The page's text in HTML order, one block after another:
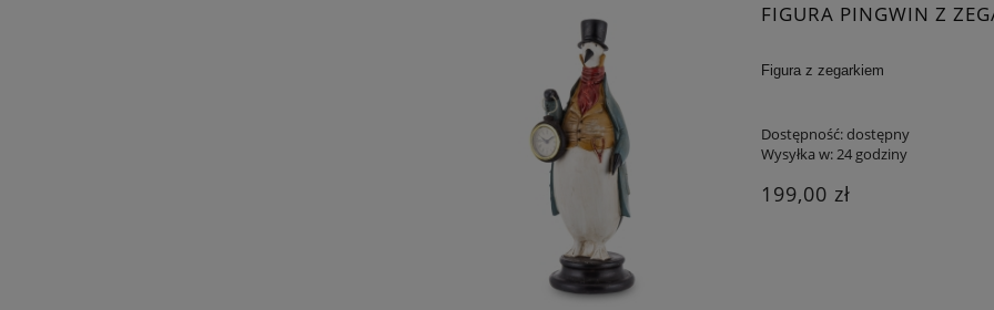
FIGURA PINGWIN Z
Figura z zegarkiem
Dostępność:dostępny
Wysyłka w:24 godziny
199,00 zł